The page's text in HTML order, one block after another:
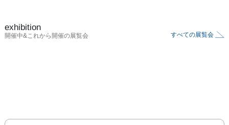
exhibition
開催中&これから開催の展覧会 すべての展覧会